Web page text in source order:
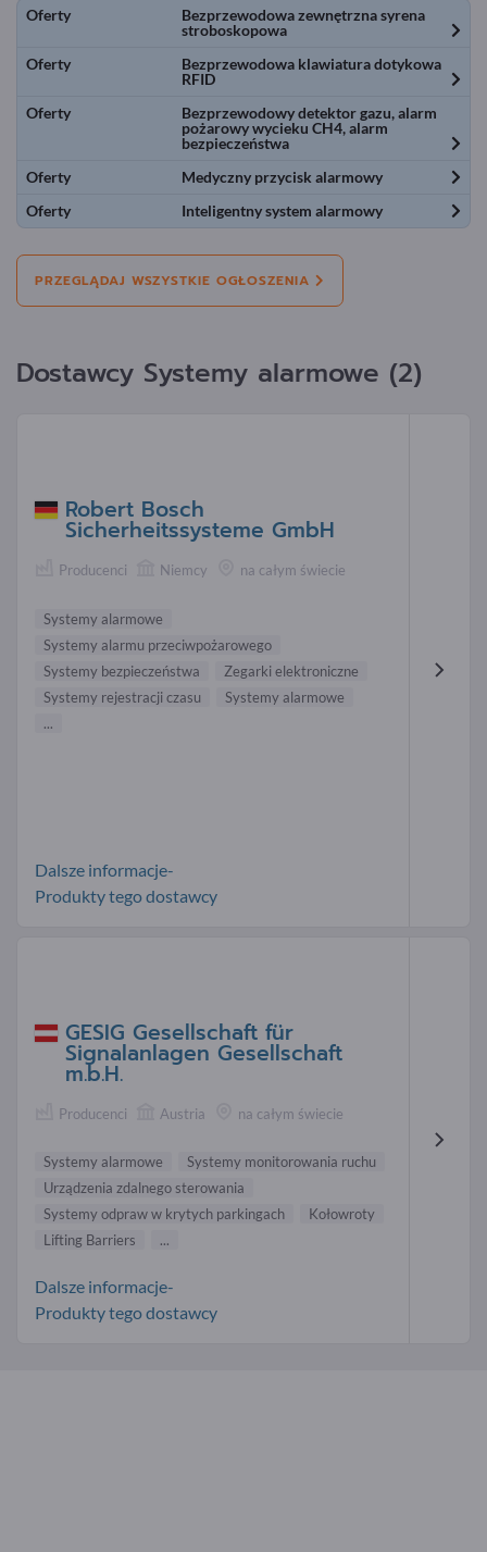
Oferty
Bezprzewodowa zewnętrzna syrena
stroboskopowa
Oferty
Bezprzewodowa klawiatura dotykowa
RFID
Oferty
Bezprzewodowy detektor gazu, alarm
pożarowy wycieku CH4, alarm
bezpieczeństwa
Oferty
Medyczny przycisk alarmowy
Oferty
Inteligentny system alarmowy
PRZEGLĄDAJ WSZYSTKIE OGŁOSZENIA
Dostawcy Systemy alarmowe (2)
Robert Bosch
Sicherheitssysteme GmbH
Producenci Niemcy na całym świecie
Systemy alarmowe
Systemy alarmu przeciwpożarowego
Systemy bezpieczeństwa
Zegarki elektroniczne
Systemy rejestracji czasu
Systemy alarmowe
...
Dalsze informacje-
Produkty tego dostawcy
GESIG Gesellschaft für
Signalanlagen Gesellschaft
m.b.H.
Producenci Austria na całym świecie
Systemy alarmowe
Systemy monitorowania ruchu
Urządzenia zdalnego sterowania
Systemy odpraw w krytych parkingach
Kołowroty
Lifting Barriers
...
Dalsze informacje-
Produkty tego dostawcy